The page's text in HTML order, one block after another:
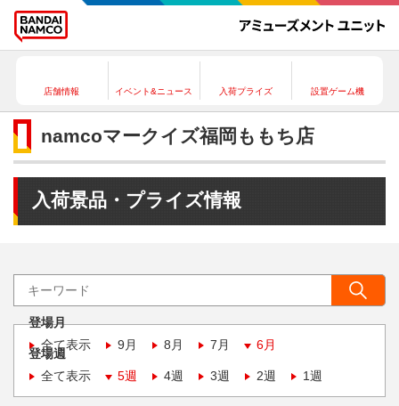
店舗情報 イベント&ニュース 入荷プライズ 設置ゲーム機
namcoマークイズ福岡ももち店
入荷景品・プライズ情報
登場月
全て表示
9月 8月 7月 6月
登場週
全て表示
5週 4週 3週 2週 1週